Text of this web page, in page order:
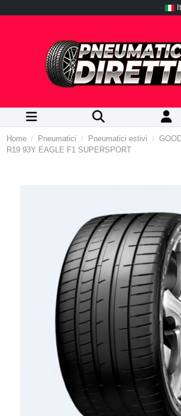
Home Pneumatici Pneumatici estivi
R19 93Y EAGLE F1 SUPERSPORT